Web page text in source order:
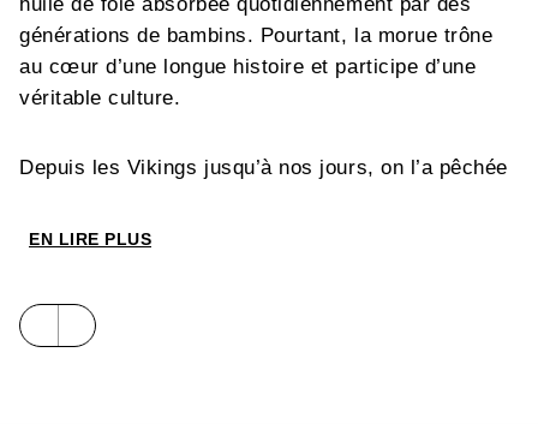
générations de bambins. Pourtant, la morue trône
au cœur d’une longue histoire et participe d’une
véritable culture.
Depuis les Vikings jusqu’à nos jours, on l’a pêchée
commercialisation ont très tôt donné lieu à une
culture des peuples européens, mais aussi
américains, antillais… En tant que ressource
EN LIRE PLUS